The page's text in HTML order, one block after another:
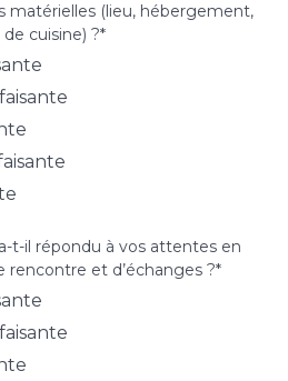
matérielles (lieu, hébergement,
cuisine) ?*
t-il répondu à vos attentes en
et d’échanges ?*